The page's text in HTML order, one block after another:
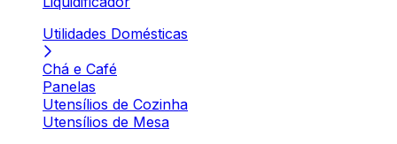
Utilidades Domésticas
Chá e Café
Panelas
Utensílios de Cozinha
Utensílios de Mesa